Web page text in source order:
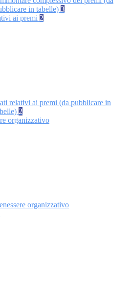
in tabelle) 3
ai premi 2
relativi ai premi (da pubblicare in
2
organizzativo
organizzativo